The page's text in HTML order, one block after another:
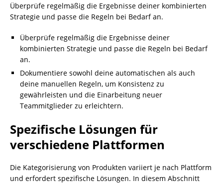
Überprüfe regelmäßig die Ergebnisse deiner kombinierten
Strategie und passe die Regeln bei Bedarf an.
Überprüfe regelmäßig die Ergebnisse deiner
kombinierten Strategie und passe die Regeln bei Bedarf
an.
Dokumentiere sowohl deine automatischen als auch
deine manuellen Regeln, um Konsistenz zu
gewährleisten und die Einarbeitung neuer
Teammitglieder zu erleichtern.
Spezifische Lösungen für
verschiedene Plattformen
Die Kategorisierung von Produkten variiert je nach Plattform
und erfordert spezifische Lösungen. In diesem Abschnitt